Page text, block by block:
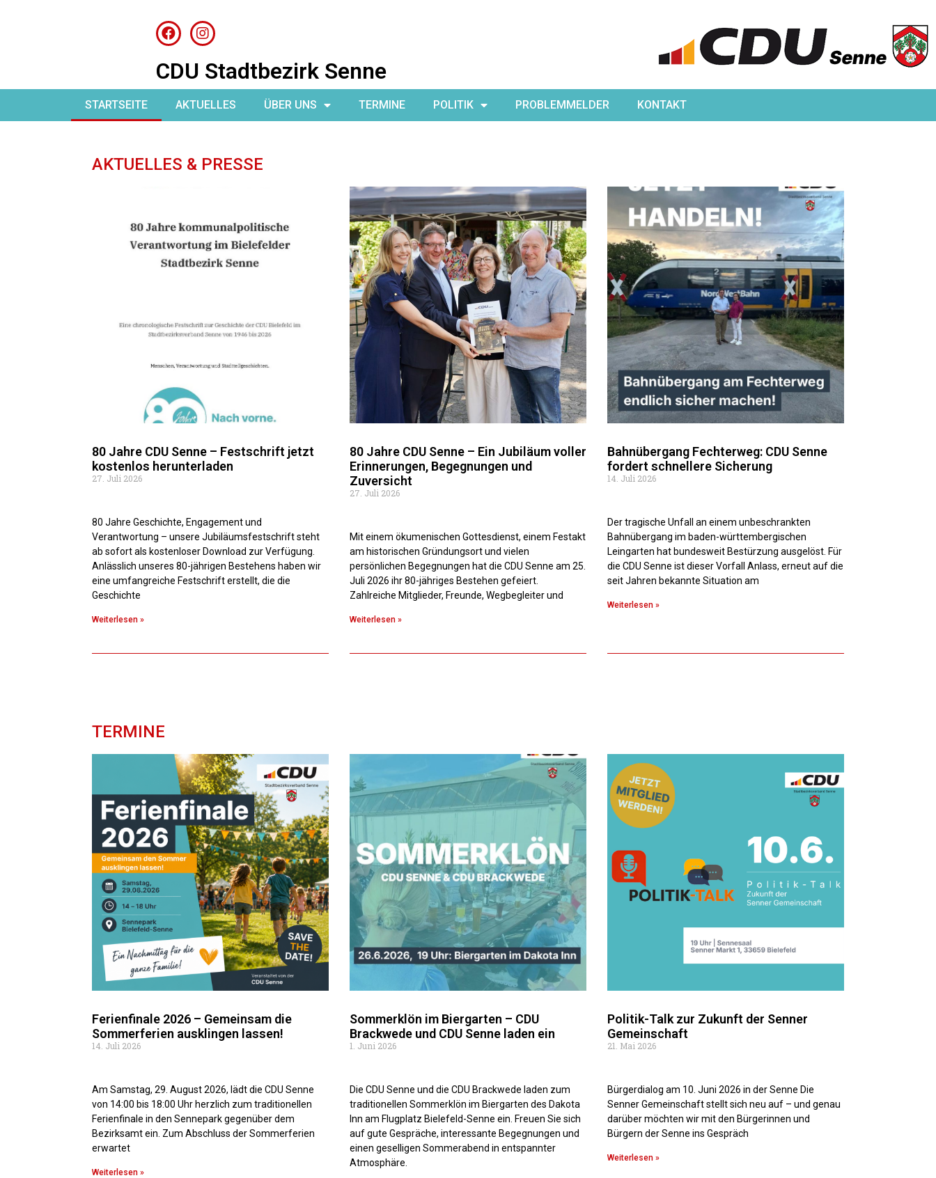
CDU Stadtbezirk Senne
STARTSEITE AKTUELLES ÜBER UNS TERMINE POLITIK PROBLEMMELDER KONTAKT
AKTUELLES & PRESSE
80 Jahre CDU Senne – Festschrift jetzt
kostenlos herunterladen
27. Juli 2026
80 Jahre Geschichte, Engagement und
Verantwortung – unsere Jubiläumsfestschrift steht
ab sofort als kostenloser Download zur Verfügung.
Anlässlich unseres 80-jährigen Bestehens haben wir
eine umfangreiche Festschrift erstellt, die die
Geschichte
Weiterlesen »
80 Jahre CDU Senne – Ein Jubiläum voller
Erinnerungen, Begegnungen und
Zuversicht
27. Juli 2026
Mit einem ökumenischen Gottesdienst, einem Festakt
am historischen Gründungsort und vielen
persönlichen Begegnungen hat die CDU Senne am 25.
Juli 2026 ihr 80-jähriges Bestehen gefeiert.
Zahlreiche Mitglieder, Freunde, Wegbegleiter und
Weiterlesen »
Bahnübergang Fechterweg: CDU Senne
fordert schnellere Sicherung
14. Juli 2026
Der tragische Unfall an einem unbeschrankten
Bahnübergang im baden-württembergischen
Leingarten hat bundesweit Bestürzung ausgelöst. Für
die CDU Senne ist dieser Vorfall Anlass, erneut auf die
seit Jahren bekannte Situation am
Weiterlesen »
TERMINE
Ferienfinale 2026 – Gemeinsam die
Sommerferien ausklingen lassen!
14. Juli 2026
Am Samstag, 29. August 2026, lädt die CDU Senne
von 14:00 bis 18:00 Uhr herzlich zum traditionellen
Ferienfinale in den Sennepark gegenüber dem
Bezirksamt ein. Zum Abschluss der Sommerferien
erwartet
Weiterlesen »
Sommerklön im Biergarten – CDU
Brackwede und CDU Senne laden ein
1. Juni 2026
Die CDU Senne und die CDU Brackwede laden zum
traditionellen Sommerklön im Biergarten des Dakota
Inn am Flugplatz Bielefeld-Senne ein. Freuen Sie sich
auf gute Gespräche, interessante Begegnungen und
einen geselligen Sommerabend in entspannter
Atmosphäre.
Politik-Talk zur Zukunft der Senner
Gemeinschaft
21. Mai 2026
Bürgerdialog am 10. Juni 2026 in der Senne Die
Senner Gemeinschaft stellt sich neu auf – und genau
darüber möchten wir mit den Bürgerinnen und
Bürgern der Senne ins Gespräch
Weiterlesen »